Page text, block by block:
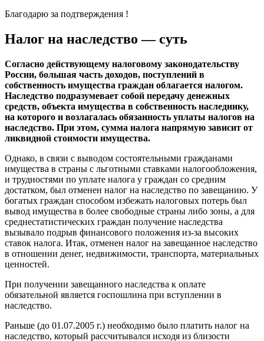
Благодарю за подтверждения !
Налог на наследство — суть
Согласно действующему налоговому законодательству
России, большая часть доходов, поступлений в
собственность имущества граждан облагается налогом.
Наследство подразумевает собой передачу денежных
средств, объекта имущества в собственность наследнику,
на которого и возлагалась обязанность уплаты налогов на
наследство. При этом, сумма налога напрямую зависит от
ликвидной стоимости имущества.
Однако, в связи с выводом состоятельными гражданами
имущества в страны с льготными ставками налогообложения,
и трудностями по уплате налога у граждан со средним
достатком, был отменен налог на наследство по завещанию. У
богатых граждан способом избежать налоговых потерь был
вывод имущества в более свободные страны либо зоны, а для
среднестатистических граждан получение наследства
вызывало подрыв финансового положения из-за высоких
ставок налога. Итак, отменен налог на завещанное наследство
в отношении денег, недвижимости, транспорта, материальных
ценностей.
При получении завещанного наследства к оплате
обязательной является госпошлина при вступлении в
наследство.
Раньше (до 01.07.2005 г.) необходимо было платить налог на
наследство, который рассчитывался исходя из близости